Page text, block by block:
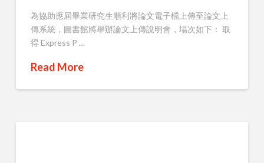
為協助應屆畢業研究生順利將論文電子檔上傳至論文上
傳系統，圖書館將舉辦論文上傳說明會，場次如下： 取
得 Express P …
Read More